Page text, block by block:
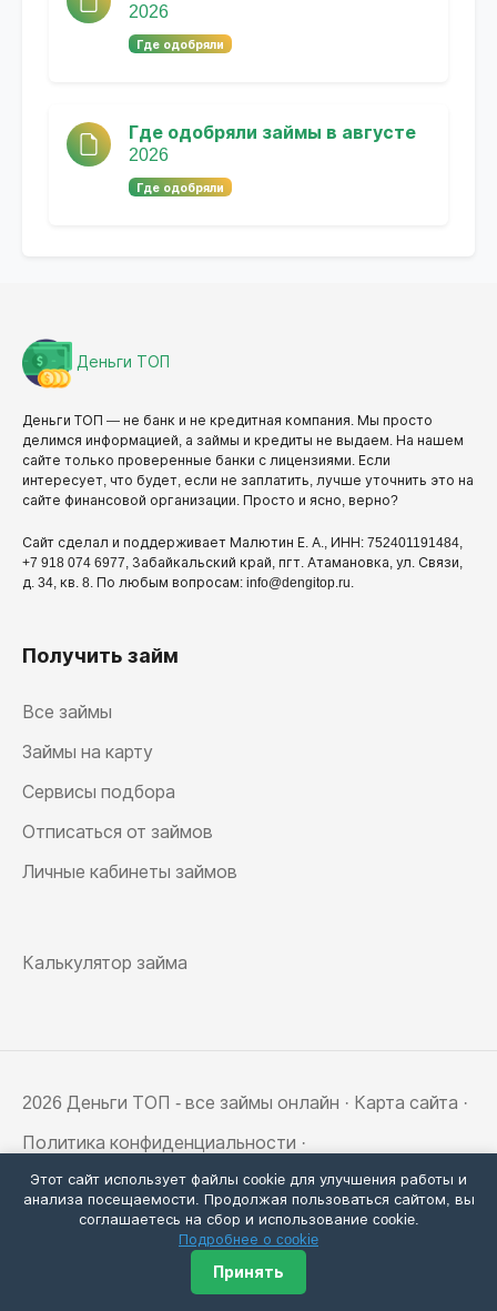
2026
Где одобряли
Где одобряли займы в августе
2026
Где одобряли
Деньги ТОП
Деньги ТОП — не банк и не кредитная компания. Мы просто
делимся информацией, а займы и кредиты не выдаем. На нашем
сайте только проверенные банки с лицензиями. Если
интересует, что будет, если не заплатить, лучше уточнить это на
сайте финансовой организации. Просто и ясно, верно?
Сайт сделал и поддерживает Малютин Е. А., ИНН: 752401191484,
+7 918 074 6977, Забайкальский край, пгт. Атамановка, ул. Связи,
д. 34, кв. 8. По любым вопросам: info@dengitop.ru.
Получить займ
Все займы
Займы на карту
Сервисы подбора
Отписаться от займов
Личные кабинеты займов
Калькулятор займа
2026 Деньги ТОП - все займы онлайн · Карта сайта ·
Политика конфиденциальности ·
Согласие на сбор cookie
Информация на сайте носит ознакомительный
характер и не является публичной офертой,
определяемой положениями статьи 437
Этот сайт использует файлы cookie для улучшения работы и
анализа посещаемости. Продолжая пользоваться сайтом, вы
соглашаетесь на сбор и использование cookie.
Подробнее о cookie
Принять